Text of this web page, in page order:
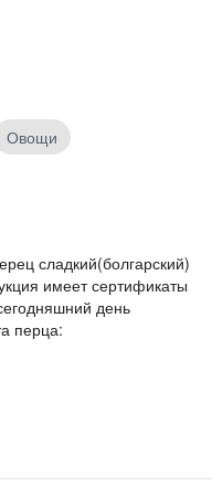
Овощи
сладкий(болгарский)
имеет сертификаты
день
перца:
при заказе более 20 тонн